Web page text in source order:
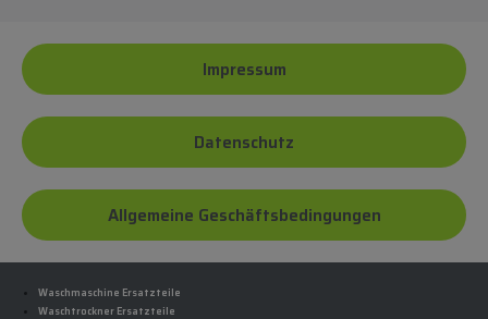
Impressum
Datenschutz
Allgemeine Geschäftsbedingungen
Waschmaschine Ersatzteile
Waschtrockner Ersatzteile